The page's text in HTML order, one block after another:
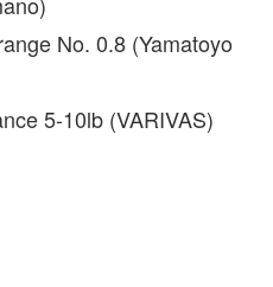
No. 0.8 (Yamatoyo
5-10lb (VARIVAS)